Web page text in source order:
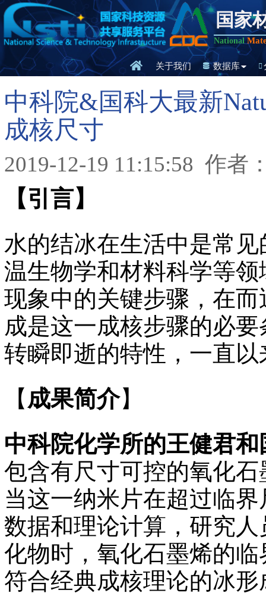
国家
National
关于我们 数据库
中科院&国科大最新
成核尺寸
2019-12-19 11:15:58 作者
【引言】
水的结冰在生活中是常
温生物学和材料科学等
现象中的关键步骤，在
成是这一成核步骤的必
转瞬即逝的特性，一直
【 成果简介】
中科院化学所的王健君
包含有尺寸可控的氧化
当这一纳米片在超过临
数据和理论计算，研究
化物时，氧化石墨烯的
符合经典成核理论的冰